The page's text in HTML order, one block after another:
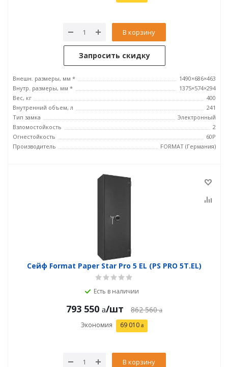
В корзину
Запросить скидку
Внешн. размеры, мм *
1490×686×463
Внутр. размеры, мм *
1375×574×294
Вес, кг
400
Внутренний объем, л
241
Тип замка
Электронный
Взломостойкость
2
Огнестойкость
60P
Производитель
FORMAT (Германия)
Сейф Format Paper Star Pro 5 EL (PS PRO 5Т.EL)
Есть в наличии
793 550 /шт 862 560
Экономия 69 010
В корзину